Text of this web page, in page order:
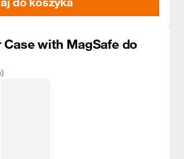
with MagSafe do